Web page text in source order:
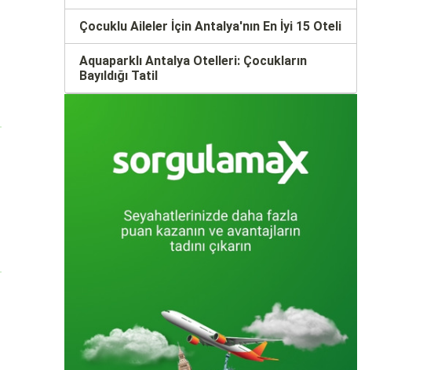
Çocuklu Aileler İçin Antalya'nın En İyi 15 Oteli
Aquaparklı Antalya Otelleri: Çocukların
Bayıldığı Tatil